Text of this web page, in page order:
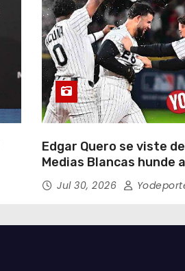
Edgar Quero se viste
Medias Blancas hunde
Yankees de Nueva York
entradas
Jul 30, 2026